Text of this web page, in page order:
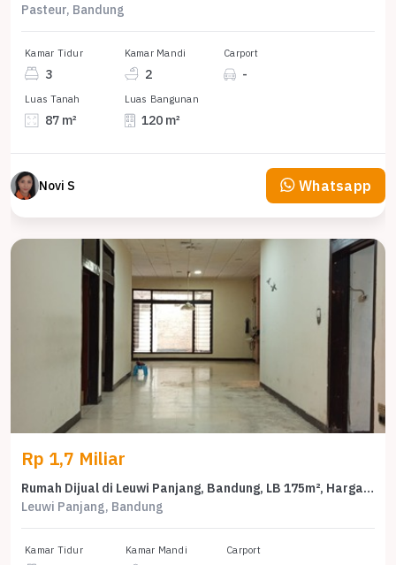
Pasteur, Bandung
Kamar Tidur
3
Kamar Mandi
2
Carport
-
Luas Tanah
87 m²
Luas Bangunan
120 m²
Novi S Whatsapp
Rp 1,7 Miliar
Rumah Dijual di Leuwi Panjang, Bandung, LB 175m², Harga Kompetitif!
Leuwi Panjang, Bandung
Kamar Tidur Kamar Mandi Carport